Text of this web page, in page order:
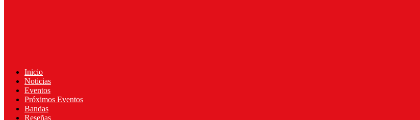
Inicio
Noticias
Eventos
Próximos Eventos
Bandas
Reseñas